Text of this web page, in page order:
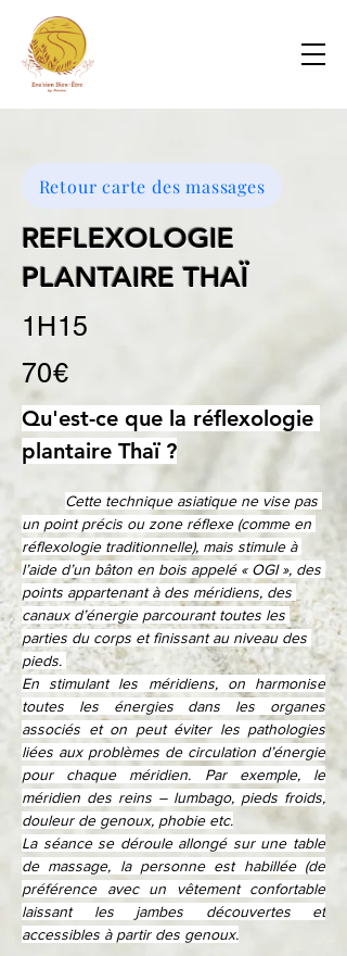
Retour carte des massages
REFLEXOLOGIE
PLANTAIRE THAÏ
1H15
70€
Qu'est-ce que la réflexologie
plantaire Thaï ?
Cette technique asiatique ne vise pas
un point précis ou zone réflexe (comme en
réflexologie traditionnelle), mais stimule à
l’aide d’un bâton en bois appelé « OGI », des
points appartenant à des méridiens, des
canaux d’énergie parcourant toutes les
parties du corps et finissant au niveau des
pieds.
En stimulant les méridiens, on harmonise
toutes les énergies dans les organes
associés et on peut éviter les pathologies
liées aux problèmes de circulation d’énergie
pour chaque méridien. Par exemple, le
méridien des reins – lumbago, pieds froids,
douleur de genoux, phobie etc.
La séance se déroule allongé sur une table
de massage, la personne est habillée (de
préférence avec un vêtement confortable
laissant les jambes découvertes et
accessibles à partir des genoux.